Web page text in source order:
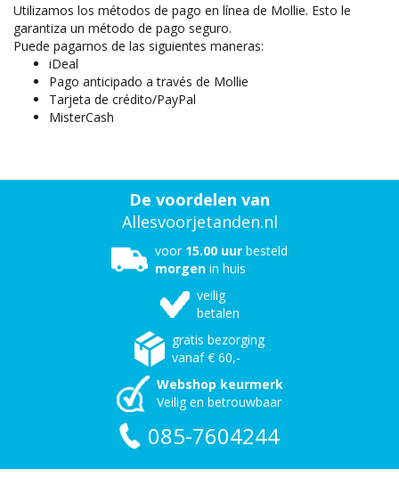
Utilizamos los métodos de pago en línea de Mollie. Esto le
garantiza un método de pago seguro.
Puede pagarnos de las siguientes maneras:
iDeal
Pago anticipado a través de Mollie
Tarjeta de crédito/PayPal
MisterCash
De voordelen van
Allesvoorjetanden.nl
voor 15.00 uur besteld
morgen in huis
veilig
betalen
gratis bezorging
vanaf € 60,-
Webshop keurmerk
Veilig en betrouwbaar
085-7604244